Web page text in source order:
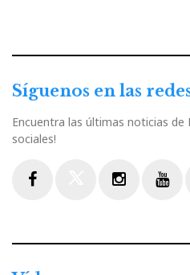
Síguenos en las
Encuentra las últimas noticias de
sociales!